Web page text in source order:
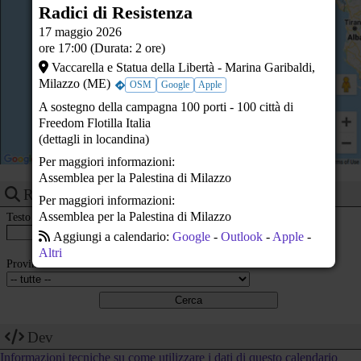
23
Ricerca eventi
Testo
Provincia
Dev
Informazioni tecniche su come utilizzare i dati di questo calendario
Radici di Resistenza
17 maggio 2026
ore 17:00 (Durata: 2 ore)
Vaccarella e Statua della Libertà - Marina Garibaldi,
Milazzo (ME)
OSM Google Apple
A sostegno della campagna 100 porti - 100 città di
Freedom Flotilla Italia
(dettagli in locandina)
Per maggiori informazioni:
Assemblea per la Palestina di Milazzo
Per maggiori informazioni:
Assemblea per la Palestina di Milazzo
Aggiungi a calendario: Google- Outlook- Apple-
Altri